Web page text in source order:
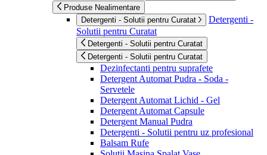
Produse Nealimentare
Detergenti - Solutii pentru Curatat
Detergenti -
Solutii pentru Curatat
Detergenti - Solutii pentru Curatat
Detergenti - Solutii pentru Curatat
Dezinfectanti pentru suprafete
Detergent Automat Pudra - Soda -
Servetele
Detergent Automat Lichid - Gel
Detergent Automat Capsule
Detergent Manual Pudra
Detergenti - Solutii pentru uz profesional
Balsam Rufe